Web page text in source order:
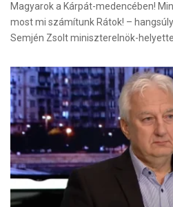
Magyarok a Kárpát-medencében!
most mi számítunk Rátok! –
Semjén Zsolt miniszterelnök-